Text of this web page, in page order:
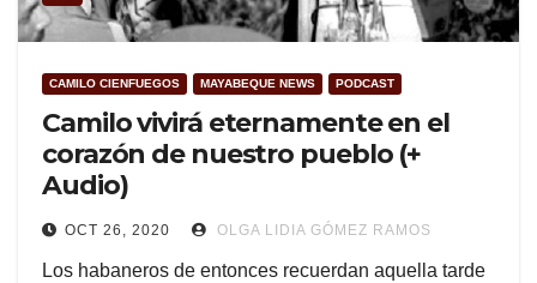
CAMILO CIENFUEGOS MAYABEQUE NEWS PODCAST
Camilo vivirá eternamente en el
corazón de nuestro pueblo (+
Audio)
OCT 26, 2020 OLGA LIDIA GÓMEZ RAMOS
Los habaneros de entonces recuerdan aquella tarde